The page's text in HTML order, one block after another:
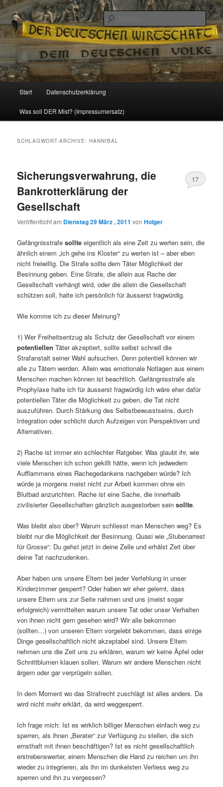
Reizzentrum
Politik, Wirtschaft, Soziales und Gesellschaft
Zum
Inhalt
Zum
sekundären
Start Datenschutzerklärung
Was soll DER Mist? (Impressumersatz)
SCHLAGWORT-ARCHIVE:HANNIBAL
Sicherungsverwahrung, die
Bankrotterklärung der
Gesellschaft
Veröffentlicht am Dienstag 29 März , 2011 vonHolger
17
Gefängnisstrafesollte eigentlich als eine Zeit zu werten sein, die
ähnlich einem „ich gehe ins Kloster“ zu werten ist – aber eben
nicht freiwillig. Die Strafe sollte dem Täter Möglichkeit der
Besinnung geben. Eine Strafe, die allein aus Rache der
Gesellschaft verhängt wird, oder die allein die Gesellschaft
schützen soll, halte ich persönlich für äusserst fragwürdig.
Wie komme ich zu dieser Meinung?
1) Wer Freiheitsentzug als Schutz der Gesellschaft vor einem
potentiellen Täter akzeptiert, sollte selbst schnell die
Strafanstalt seiner Wahl aufsuchen. Denn potentiell können wir
alle zu Tätern werden. Allein was emotionale Notlagen aus einem
Menschen machen können ist beachtlich. Gefängnisstrafe als
Prophylaxe halte ich für äusserst fragwürdig Ich wäre eher dafür
potentiellen Täter die Möglichkeit zu geben, die Tat nicht
auszuführen. Durch Stärkung des Selbstbewusstseins, durch
Integration oder schlicht durch Aufzeigen von Perspektiven und
Alternativen.
2) Rache ist immer ein schlechter Ratgeber. Was glaubt ihr, wie
viele Menschen ich schon gekillt hätte, wenn ich jedwedem
Aufflammens eines Rachegedankens nachgeben würde? Ich
würde ja morgens meist nicht zur Arbeit kommen ohne ein
Blutbad anzurichten. Rache ist eine Sache, die innerhalb
zivilisierter Gesellschaften gänzlich ausgestorben seinsollte.
Was bleibt also über? Warum schliesst man Menschen weg? Es
bleibt nur die Möglichkeit der Besinnung. Quasi wie „Stubenarrest
für Grosse“: Du gehst jetzt in deine Zelle und erhälst Zeit über
deine Tat nachzudenken.
Aber haben uns unsere Eltern bei jeder Verfehlung in unser
Kinderzimmer gesperrt? Oder haben wir eher gelernt, dass
unsere Eltern uns zur Seite nahmen und uns (meist sogar
erfolgreich) vermittelten warum unsere Tat oder unser Verhalten
von ihnen nicht gern gesehen wird? Wir alle bekommen
(sollten…) von unseren Eltern vorgelebt bekommen, dass einige
Dinge gesellschaftlich nicht akzeptabel sind. Unsere Eltern
nehmen uns die Zeit uns zu erklären, warum wir keine Äpfel oder
Schnittblumen klauen sollen. Warum wir andere Menschen nicht
ärgern oder gar verprügeln sollen.
In dem Moment wo das Strafrecht zuschlägt ist alles anders. Da
wird nicht mehr erklärt, da wird weggesperrt.
Ich frage mich: Ist es wirklich billiger Menschen einfach weg zu
sperren, als ihnen „Berater“ zur Verfügung zu stellen, die sich
ernsthaft mit ihnen beschäftigen? Ist es nicht gesellschaftlich
erstrebenswerter, einem Menschen die Hand zu reichen um ihn
wieder zu integrieren, als ihn im dunkelsten Verliess weg zu
sperren und ihn zu vergessen?